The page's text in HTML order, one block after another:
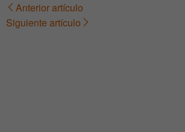
Navegación
Anterior artículo
Siguiente artículo